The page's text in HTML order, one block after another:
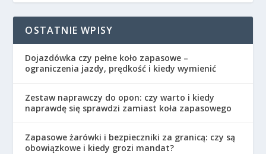
OSTATNIE WPISY
Dojazdówka czy pełne koło zapasowe –
ograniczenia jazdy, prędkość i kiedy wymienić
Zestaw naprawczy do opon: czy warto i kiedy
naprawdę się sprawdzi zamiast koła zapasowego
Zapasowe żarówki i bezpieczniki za granicą: czy są
obowiązkowe i kiedy grozi mandat?